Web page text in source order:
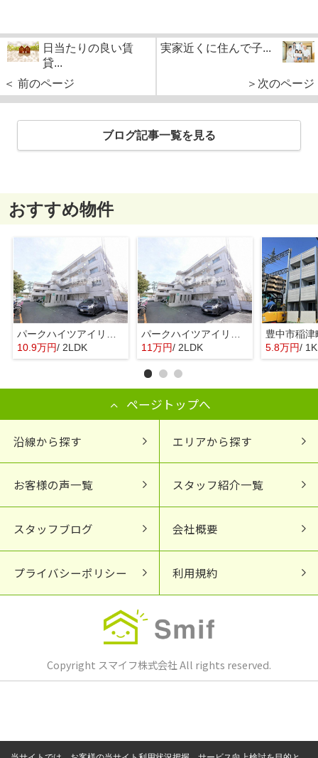
日当たりの良い賃
貸...
＜ 前のページ
実家近くに住んで子...
＞次のページ
ブログ記事一覧を見る
おすすめ物件
10.9万円/ 2LDK
11万円/ 2LDK 5.8万円/ 1K
ページトップへ
沿線から探す エリアから探す
お客様の声一覧 スタッフ紹介一覧
スタッフブログ 会社概要
プライバシーポリシー 利用規約
Copyright スマイフ株式会社 All rights reserved.